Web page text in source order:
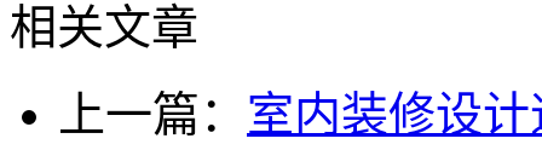
相关文章
上一篇： 室内装修设